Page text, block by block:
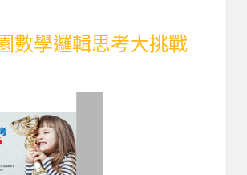
數學邏輯思考大挑戰